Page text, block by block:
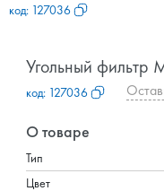
код: 127036
Угольный фильтр
код: 127036
О товаре
Тип
Цвет